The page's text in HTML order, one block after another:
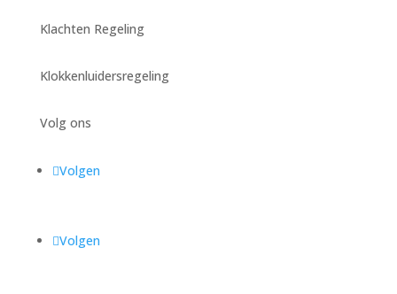
Klachten Regeling
Klokkenluidersregeling
Volg ons
Volgen
Volgen